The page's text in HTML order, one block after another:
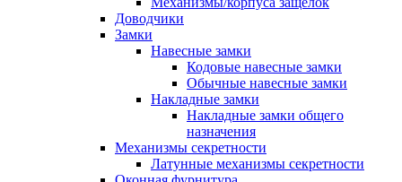
Доводчики
Замки
Навесные замки
Кодовые навесные замки
Обычные навесные замки
Накладные замки
Накладные замки общего
назначения
Механизмы секретности
Латунные механизмы секретности